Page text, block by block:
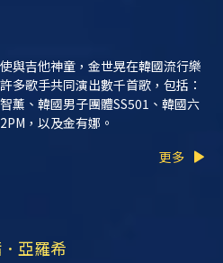
與吉他神童，金世晃在韓國流行樂
多歌手共同演出數千首歌，包括：
薰、韓國男子團體SS501、韓國六
，以及金有娜。
更多
亞羅希